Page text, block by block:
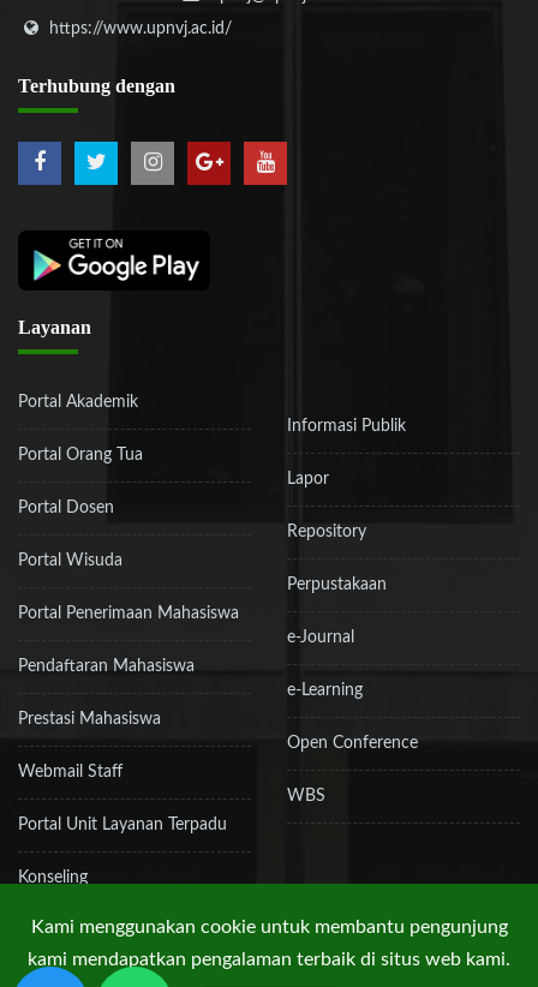
https://www.upnvj.ac.id/
Terhubung dengan
Layanan
Portal Akademik
Portal Orang Tua
Portal Dosen
Portal Wisuda
Portal Penerimaan Mahasiswa
Pendaftaran Mahasiswa
Prestasi Mahasiswa
Webmail Staff
Portal Unit Layanan Terpadu
Konseling
Informasi Publik
Lapor
Repository
Perpustakaan
e-Journal
e-Learning
Open Conference
WBS
Kami menggunakan cookie untuk membantu pengunjung
kami mendapatkan pengalaman terbaik di situs web kami.